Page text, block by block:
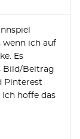
wenn ich auf
Es
Bild/Beitrag
Pinterest
hoffe das